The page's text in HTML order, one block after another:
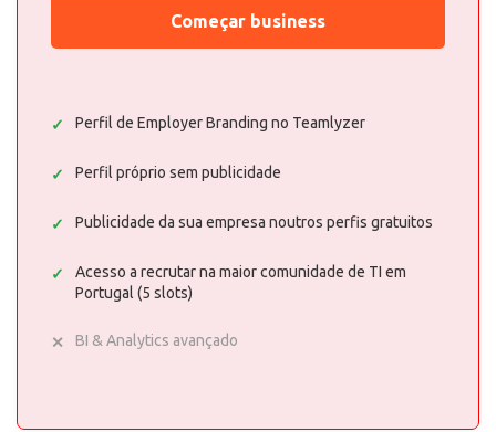
Começar business
Perfil de Employer Branding no Teamlyzer
Perfil próprio sem publicidade
Publicidade da sua empresa noutros perfis gratuitos
Acesso a recrutar na maior comunidade de TI em
Portugal (5 slots)
BI & Analytics avançado